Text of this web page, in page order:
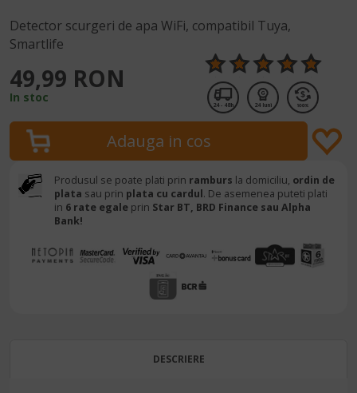
Detector scurgeri de apa WiFi, compatibil Tuya,
Smartlife
49,99 RON
In stoc
24 - 48h 24 luni
Produsul se poate plati prin ramburs la domiciliu, ordin de
plata sau prin plata cu cardul. De asemenea puteti plati
in 6 rate egale prin Star BT, BRD Finance sau Alpha
Bank!
DESCRIERE